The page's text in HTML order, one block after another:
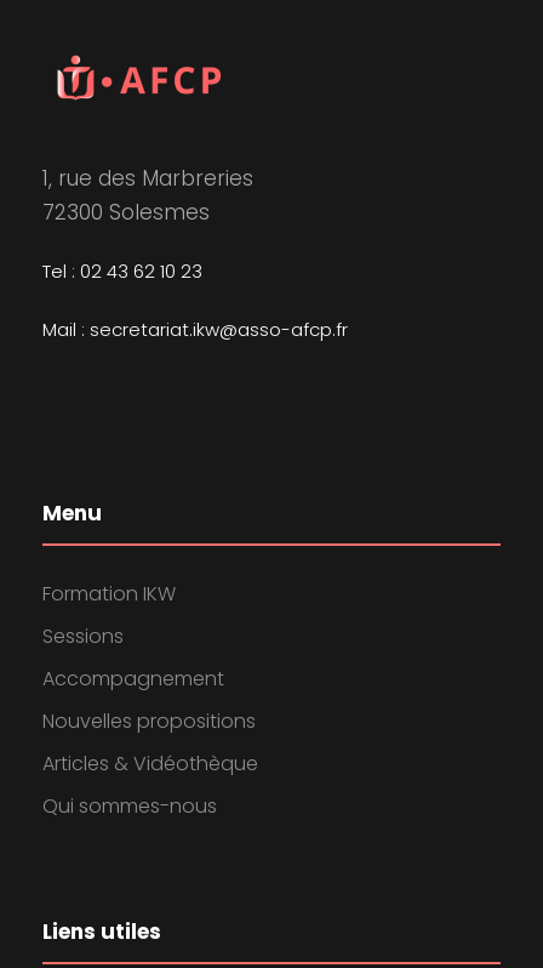
1, rue des Marbreries
72300 Solesmes
Tel : 02 43 62 10 23
Mail : secretariat.ikw@asso-afcp.fr
Menu
Formation IKW
Sessions
Accompagnement
Nouvelles propositions
Articles & Vidéothèque
Qui sommes-nous
Liens utiles